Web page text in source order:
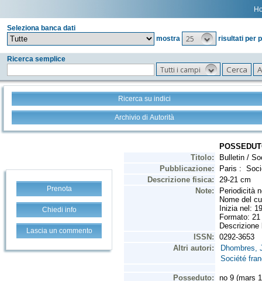
Seleziona banca dati
mostra
25 risultati per
Ricerca semplice
Tutti i campi
Ricerca su indici
Archivio di Autorità
Prenota
Chiedi info
Lascia un commento